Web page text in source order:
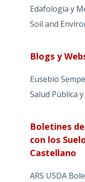
Edafología y
Soil and
Blogs y
Eusebio
Salud Pública
Boletines
con los
Castellano
ARS USDA